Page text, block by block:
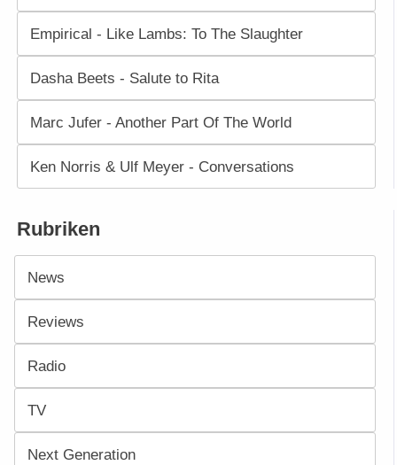
Empirical - Like Lambs: To The Slaughter
Dasha Beets - Salute to Rita
Marc Jufer - Another Part Of The World
Ken Norris & Ulf Meyer - Conversations
Rubriken
News
Reviews
Radio
TV
Next Generation